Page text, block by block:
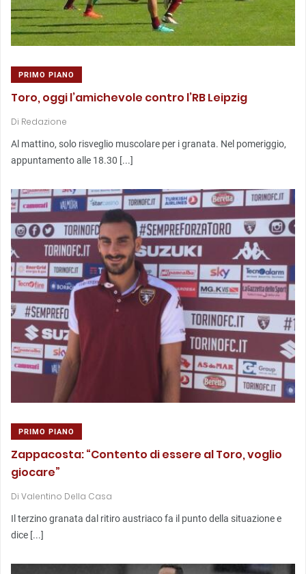
PRIMO PIANO
Toro, oggi l’amichevole contro l’RB Leipzig
Di Redazione
Al mattino, solo risveglio muscolare per i granata. Nel pomeriggio,
appuntamento alle 18.30 [...]
PRIMO PIANO
Zappacosta: “Contento di essere al Toro, voglio
giocare”
Di Valentino Della Casa
Il terzino granata dal ritiro austriaco fa il punto della situazione e
dice [...]